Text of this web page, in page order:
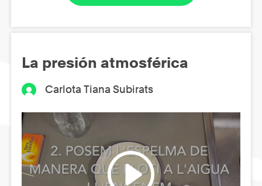
La presión atmosférica
Carlota Tiana Subirats